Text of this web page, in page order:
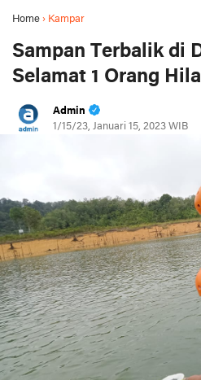
Home › Kampar
Sampan Terbalik di
Selamat 1 Orang
Admin
1/15/23, Januari 15, 2023 WIB